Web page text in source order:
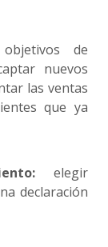
de
nuevos
las ventas
que ya
elegir
declaración